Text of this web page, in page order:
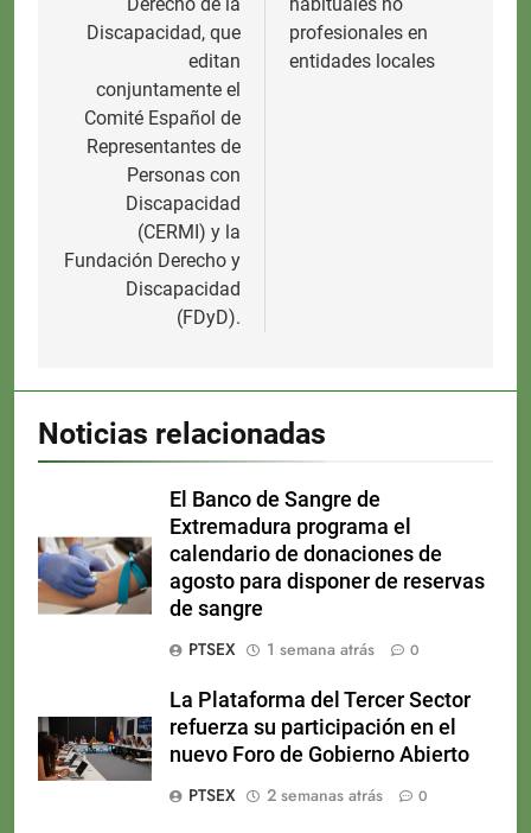
Discapacidad, que
editan
conjuntamente el
Comité Español de
Representantes de
Personas con
Discapacidad
(CERMI) y la
Fundación Derecho y
Discapacidad
(FDyD).
profesionales en
entidades locales
Noticias relacionadas
El Banco de Sangre de
Extremadura programa el
calendario de donaciones de
agosto para disponer de reservas
de sangre
PTSEX
1 semana atrás 0
La Plataforma del Tercer Sector
refuerza su participación en el
nuevo Foro de Gobierno Abierto
PTSEX
2 semanas atrás 0